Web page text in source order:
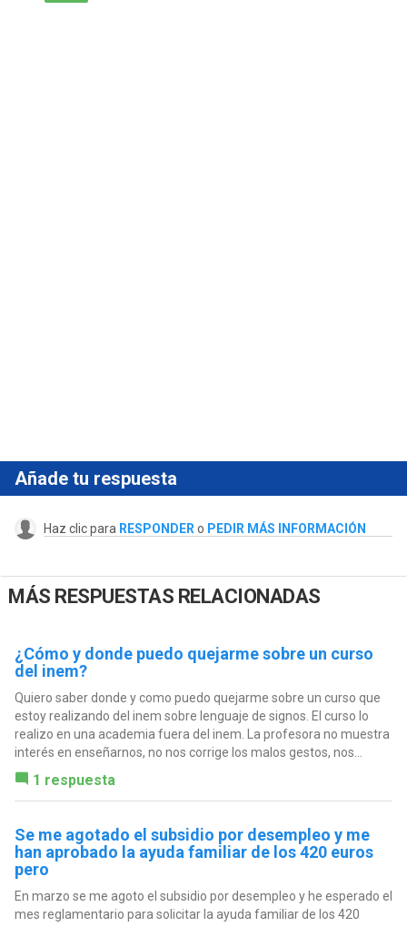
Añade tu respuesta
Haz clic para RESPONDER o PEDIR MÁS INFORMACIÓN
MÁS RESPUESTAS RELACIONADAS
¿Cómo y donde puedo quejarme sobre un curso
del inem?
Quiero saber donde y como puedo quejarme sobre un curso que
estoy realizando del inem sobre lenguaje de signos. El curso lo
realizo en una academia fuera del inem. La profesora no muestra
interés en enseñarnos, no nos corrige los malos gestos, nos...
1 respuesta
Se me agotado el subsidio por desempleo y me
han aprobado la ayuda familiar de los 420 euros
pero
En marzo se me agoto el subsidio por desempleo y he esperado el
mes reglamentario para solicitar la ayuda familiar de los 420